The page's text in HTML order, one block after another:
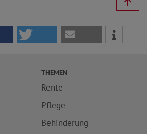
THEMEN
Rente
Pflege
Behinderung